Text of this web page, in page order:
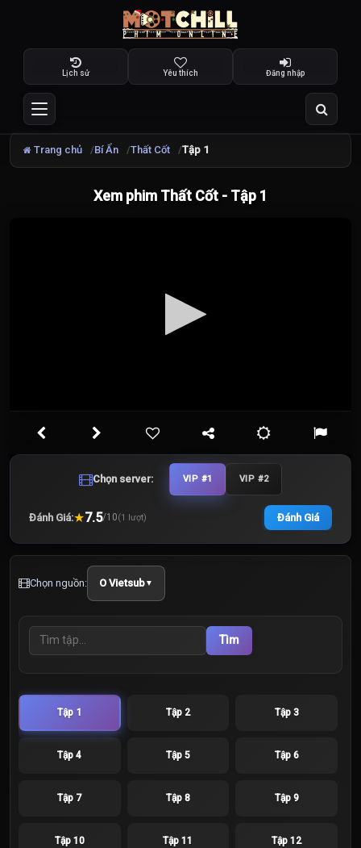
Lịch sử Yêu thích Đăng nhập
Trang chủ Bí Ẩn Thất Cốt Tập 1
Xem phim Thất Cốt - Tập 1
Chọn server: VIP #1 VIP #2
Đánh Giá:★7.5/10(1 lượt) Đánh Giá
Chọn nguồn: O Vietsub▼
Tìm
Tập 1 Tập 2 Tập 3
Tập 4 Tập 5 Tập 6
Tập 7 Tập 8 Tập 9
Tập 10 Tập 11 Tập 12